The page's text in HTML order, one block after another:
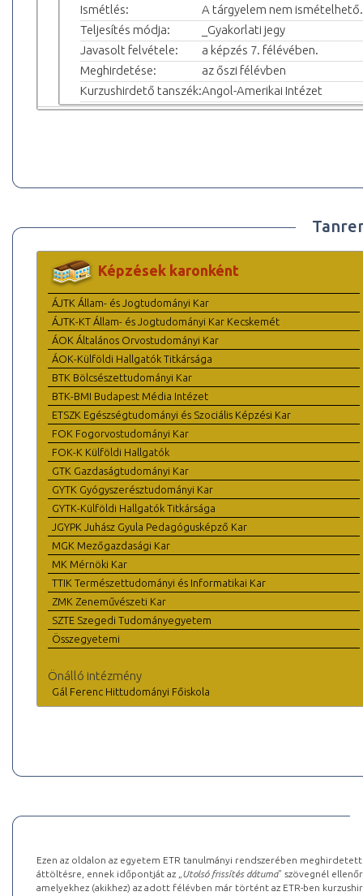
Ismétlés:
A tárgyelem nem ismételhető.
Teljesítés módja:
_Gyakorlati jegy
Javasolt felvétele:
a képzés 7. félévében.
Meghirdetése:
az őszi félévben
Kurzushirdető tanszék:Angol-Amerikai Intézet
Képzések karonként
ÁJTK Állam- és Jogtudományi Kar
ÁJTK-KT Állam- és Jogtudományi Kar Kecskemét
ÁOK Általános Orvostudományi Kar
ÁOK-Külföldi Hallgatók Titkársága
BTK Bölcsészettudományi Kar
BTK-BMI Budapest Média Intézet
ETSZK Egészségtudományi és Szociális Képzési Kar
FOK Fogorvostudományi Kar
FOK-K Külföldi Hallgatók
GTK Gazdaságtudományi Kar
GYTK Gyógyszerésztudományi Kar
GYTK-Külföldi Hallgatók Titkársága
JGYPK Juhász Gyula Pedagógusképző Kar
MGK Mezőgazdasági Kar
MK Mérnöki Kar
TTIK Természettudományi és Informatikai Kar
ZMK Zeneművészeti Kar
SZTE Szegedi Tudományegyetem
Összegyetemi
Önálló intézmény
Gál Ferenc Hittudományi Főiskola
Ezen az oldalon az egyetem ETR tanulmányi rendszerében
áttöltésre, ennek időpontját az „ Utolsó frissítés dátuma” szövegnél
amelyekhez (akikhez) az adott félévben már történt az ETR-ben